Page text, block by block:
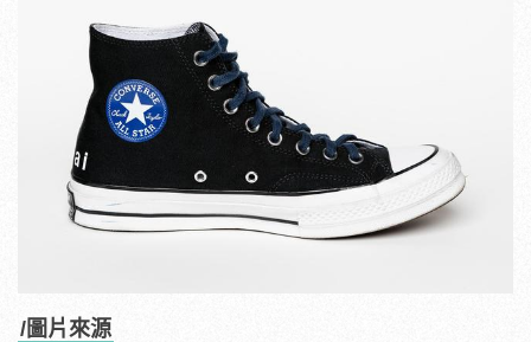
/圖片來源